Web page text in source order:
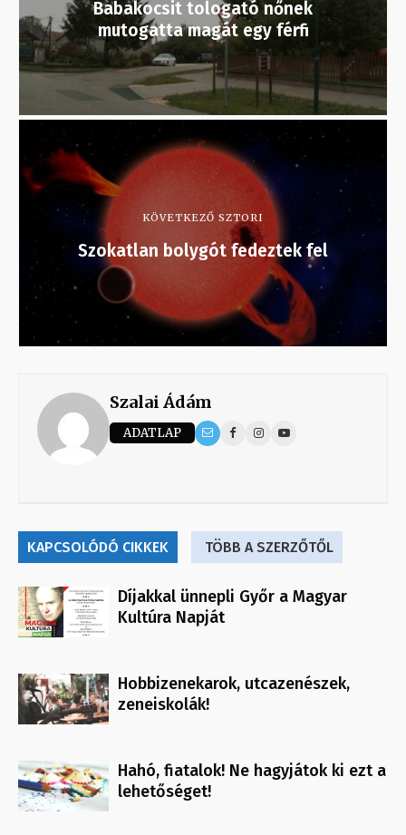
Babakocsit tologató nőnek
mutogatta magát egy férfi
KÖVETKEZŐ SZTORI
Szokatlan bolygót fedeztek fel
Szalai Ádám
ADATLAP
KAPCSOLÓDÓ CIKKEK TÖBB A SZERZŐTŐL
Díjakkal ünnepli Győr a Magyar
Kultúra Napját
Hobbizenekarok, utcazenészek,
zeneiskolák!
Hahó, fiatalok! Ne hagyjátok ki ezt a
lehetőséget!